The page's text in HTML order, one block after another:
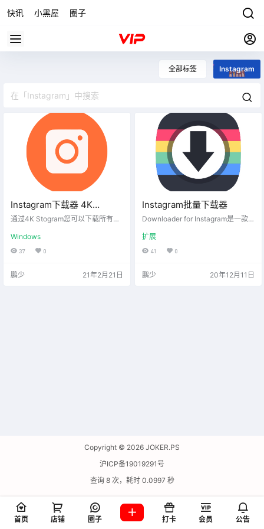
快讯 小黑屋 圈子
全部标签 Instagram
Instagram下载器 4K
Stogram 3.3.3.3510 便携版
通过4K Stogram您可以下载所有的I
帖子外还包括Instagram快拍精选和
已保存的帖子，并且对您的整个Inst
Windows
37 0
鹏少 21年2月21日
Instagram批量下载器
Downloader for Instagram是一款
频、直播等所有内容的浏览器扩
展。
扩展
41 0
鹏少 20年12月11日
Copyright © 2026 JOKER.PS
沪ICP备19019291号
查询 8 次，耗时 0.0997 秒
首页 店铺 圈子 打卡 会员 公告